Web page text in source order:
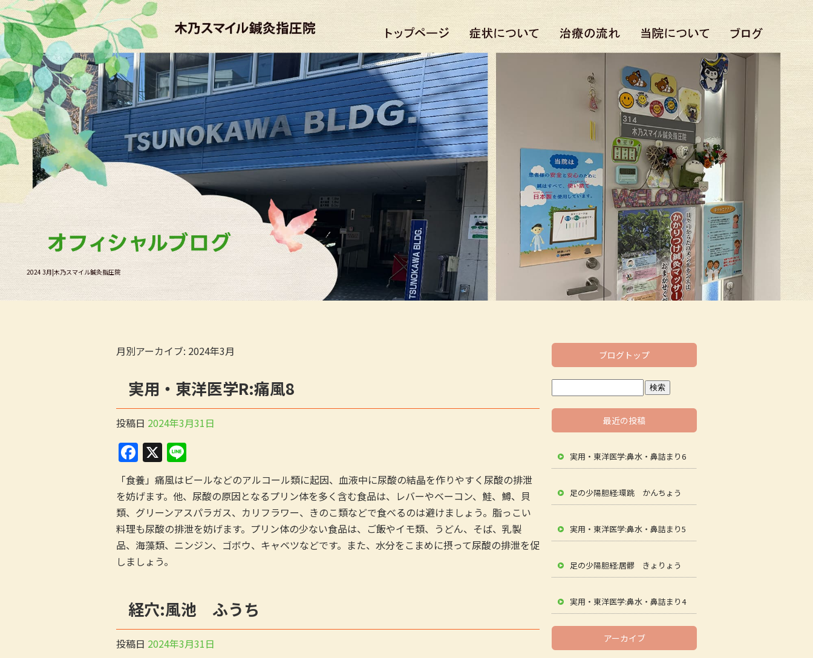
2024 3月|木乃スマイル鍼灸指圧院
月別アーカイブ: 2024年3月
実用・東洋医学R:痛風8
投稿日 2024年3月31日
F
a
c
e
b
o
o
X
n
e
「食養」痛風はビールなどのアルコール類に起因、血液中に尿酸の結晶を作りやすく尿酸の排泄
を妨げます。他、尿酸の原因となるプリン体を多く含む食品は、レバーやベーコン、鮭、鱒、貝
類、グリーンアスパラガス、カリフラワー、きのこ類などで食べるのは避けましょう。脂っこい
料理も尿酸の排泄を妨げます。プリン体の少ない食品は、ご飯やイモ類、うどん、そば、乳製
品、海藻類、ニンジン、ゴボウ、キャベツなどです。また、水分をこまめに摂って尿酸の排泄を促
しましょう。
経穴:風池 ふうち
投稿日 2024年3月31日
ブログトップ
最近の投稿
実用・東洋医学:鼻水・鼻詰まり6
足の少陽胆経:環跳 かんちょう
実用・東洋医学:鼻水・鼻詰まり5
足の少陽胆経:居髎 きょりょう
実用・東洋医学:鼻水・鼻詰まり4
アーカイブ